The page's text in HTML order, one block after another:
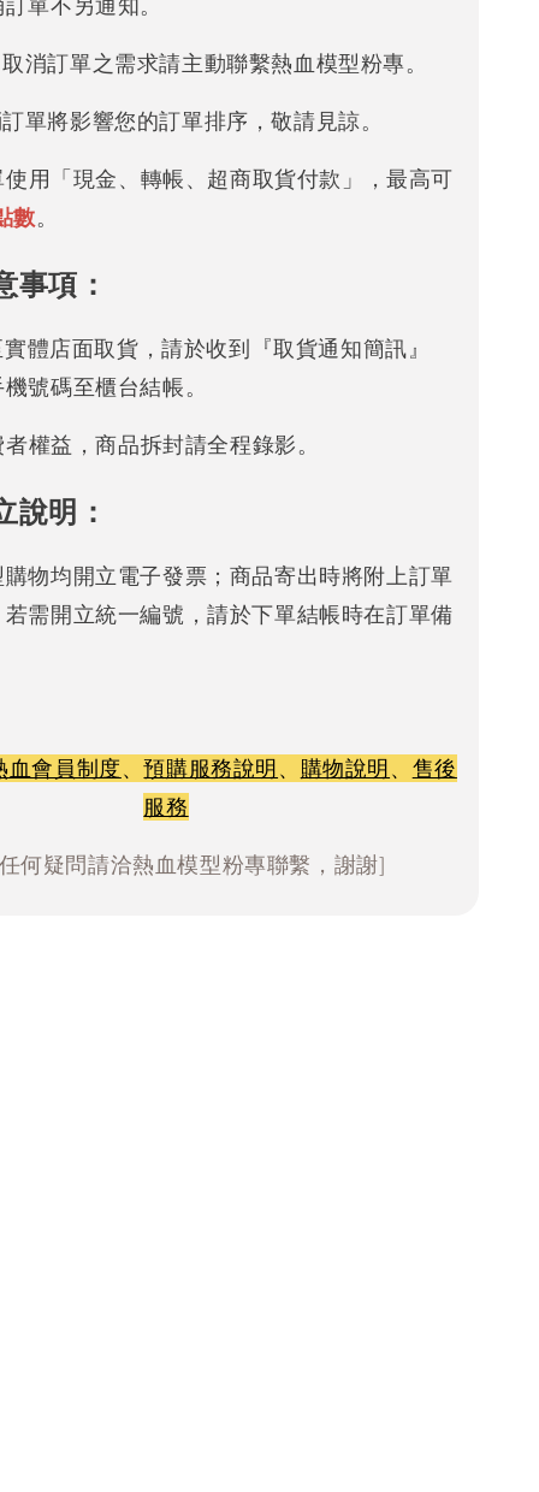
消訂單之需求請主動聯繫熱血模型粉專。
單將影響您的訂單排序，敬請見諒。
用「現金、轉帳、超商取貨付款」，最高可
數。
事項：
體店面取貨，請於收到『取貨通知簡訊』
號碼至櫃台結帳。
權益，商品拆封請全程錄影。
說明：
物均開立電子發票；商品寄出時將附上訂單
需開立統一編號，請於下單結帳時在訂單備
血會員制度、預購服務說明、 購物說明、 售後
服務
何疑問請洽熱血模型粉專聯繫，謝謝]